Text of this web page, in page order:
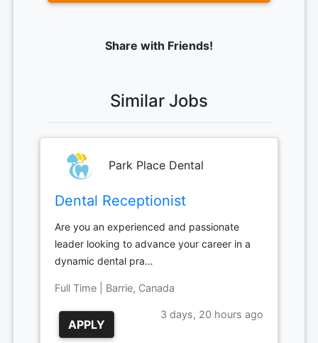
Share with Friends!
Similar Jobs
Park Place Dental
Dental Receptionist
Are you an experienced and passionate
leader looking to advance your career in a
dynamic dental pra…
Full Time | Barrie, Canada
APPLY
3 days, 20 hours ago